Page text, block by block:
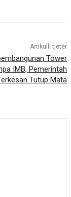
Artikulli tjetër
Tower
IMB, Pemerintah
Tutup Mata